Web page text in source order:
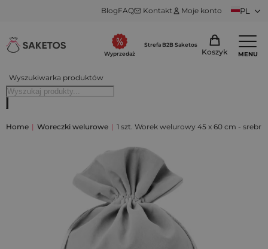
BlogFAQ Kontakt Moje konto PL
Wyszukiwarka produktów
Wyprzedaż
Strefa B2B Saketos
Koszyk MENU
Home | Woreczki welurowe | 1 szt. Worek welurowy 45 x 60 cm -